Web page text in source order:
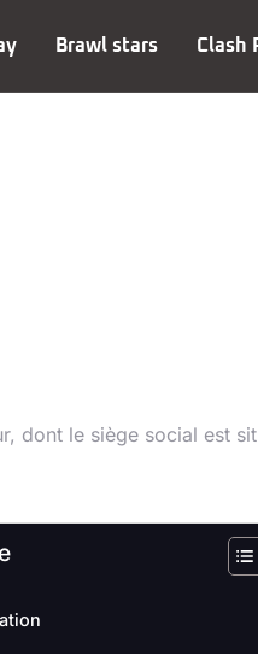
Brawl stars Clash
dont le siège social est